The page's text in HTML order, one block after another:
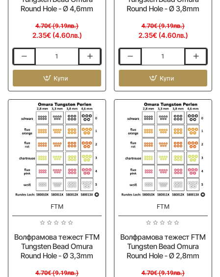
Round Hole - Ø 4,6mm
2.35€ (4.60лв.)
4.70€ (9.19лв.)
Волфрамова
тежест
Tungsten
Bead
Round
Купи
Round Hole - Ø 3,8mm
2.35€ (4.60лв.)
4.70€ (9.19лв.)
Волфрамова
тежест
Tungsten
Bead
Round
Купи
FTM
Волфрамова тежест FTM
Tungsten Bead Omura
Round Hole - Ø 3,3mm
4.70€ (9.19лв.)
FTM
Волфрамова тежест FTM
Tungsten Bead Omura
Round Hole - Ø 2,8mm
4.70€ (9.19лв.)